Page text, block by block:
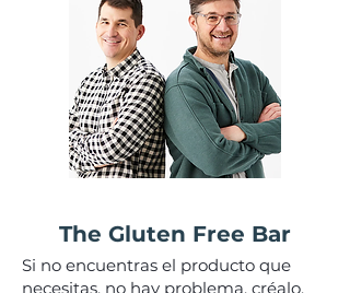
The Gluten Free Bar
Si no encuentras el producto que
necesitas, no hay problema, créalo.